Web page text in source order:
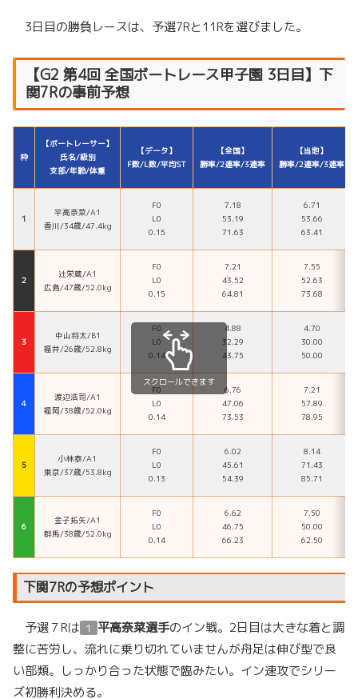
3日目の勝負レースは、予選7Rと11Rを選びました。
【G2 第4回 全国ボートレース甲子園 3日目】下
関7Rの事前予想
枠
【ボートレーサー】
氏名/級別
支部/年齢/体重
【データ】
F数/L数/平均ST
【全国】
勝率/2連率/3連率
【当地】
勝率/2連率/3連率
１
平高奈菜/A1
香川/34歳/47.4kg
F0
L0
0.15
7.18
53.19
71.63
6.71
53.66
63.41
２
辻栄蔵/A1
広島/47歳/52.0kg
F0
L0
0.15
7.21
43.52
64.81
7.55
52.63
73.68
３
中山将太/B1
福井/26歳/52.8kg
F0
L0
0.14
4.88
32.29
43.75
4.70
30.00
50.00
４
渡辺浩司/A1
福岡/38歳/52.0kg
F0
L0
0.14
6.76
47.06
73.53
7.21
57.89
78.95
５
小林泰/A1
東京/37歳/53.8kg
F0
L0
0.13
6.02
45.61
54.39
8.14
71.43
85.71
６
金子拓矢/A1
群馬/38歳/52.0kg
F0
L0
0.14
6.62
46.75
66.23
7.50
50.00
62.50
スクロールできます
下関7Rの予想ポイント
予選７Rは １ 平高奈菜選手のイン戦。2日目は大きな着と調
整に苦労し、流れに乗り切れていませんが舟足は伸び型で良
い部類。しっかり合った状態で臨みたい。イン速攻でシリー
ズ初勝利決める。